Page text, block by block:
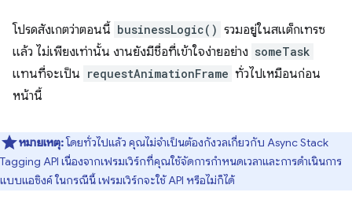
โปรดสังเกตว่าตอนนี้ businessLogic() รวมอยู่ในสแต็กเทรซ
แล้ว ไม่เพียงเท่านั้น งานยังมีชื่อที่เข้าใจง่ายอย่าง someTask
แทนที่จะเป็น requestAnimationFrame ทั่วไปเหมือนก่อน
หน้านี้
หมายเหตุ:โดยทั่วไปแล้ว คุณไม่จําเป็นต้องกังวลเกี่ยวกับ Async Stack
Tagging API เนื่องจากเฟรมเวิร์กที่คุณใช้จัดการกําหนดเวลาและการดำเนินการ
แบบแอซิงค์ ในกรณีนี้ เฟรมเวิร์กจะใช้ API หรือไม่ก็ได้